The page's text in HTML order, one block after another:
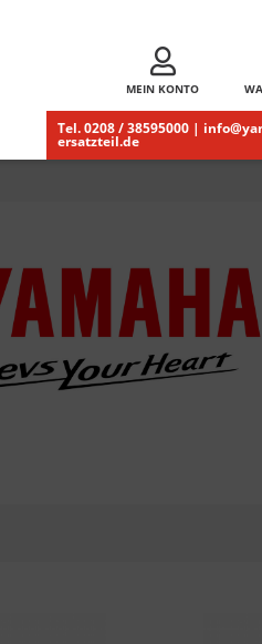
MEIN KONTO
Tel. 0208 / 38595000 |
ersatzteil.de